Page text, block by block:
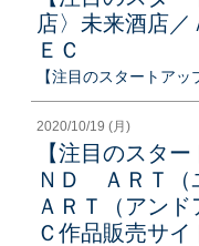
店〉未来酒店
ＥＣ
【注目のスタートアッ
2020/10/19 (月)
【注目のスタ
ＮＤ ＡＲＴ（
ＡＲＴ（アン
Ｃ作品販売サイ